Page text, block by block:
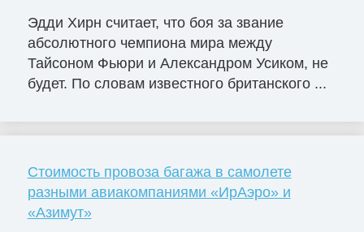
Эдди Хирн считает, что боя за звание
абсолютного чемпиона мира между
Тайсоном Фьюри и Александром Усиком, не
будет. По словам известного британского ...
Стоимость провоза багажа в самолете
разными авиакомпаниями «ИрАэро» и
«Азимут»